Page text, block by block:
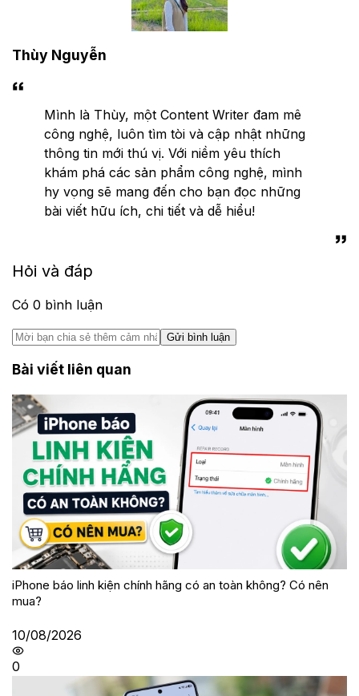
Thùy Nguyễn
Mình là Thùy, một Content Writer đam mê
công nghệ, luôn tìm tòi và cập nhật những
thông tin mới thú vị. Với niềm yêu thích
khám phá các sản phẩm công nghệ, mình
hy vọng sẽ mang đến cho bạn đọc những
bài viết hữu ích, chi tiết và dễ hiểu!
Hỏi và đáp
Có 0 bình luận
Gửi bình luận
Bài viết liên quan
iPhone báo linh kiện chính hãng có an toàn không? Có nên
mua?
10/08/2026
0